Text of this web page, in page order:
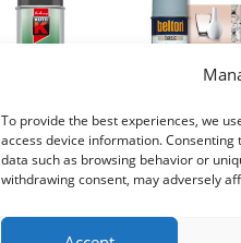
To provide the best experiences, we
access device information.
data such as browsing behavior or
withdrawing consent, may adversely